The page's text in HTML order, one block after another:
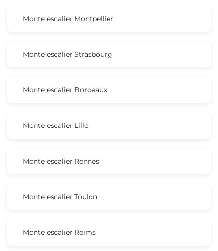
Monte escalier Montpellier
Monte escalier Strasbourg
Monte escalier Bordeaux
Monte escalier Lille
Monte escalier Rennes
Monte escalier Toulon
Monte escalier Reims